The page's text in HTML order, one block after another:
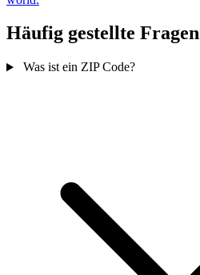
Häufig gestellte Fragen
Was ist ein ZIP Code?